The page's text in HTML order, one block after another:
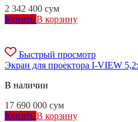
2 342 400 сум
Купить В корзину
Быстрый просмотр
Экран для проектора I-VIEW
В наличии
17 690 000 сум
Купить В корзину